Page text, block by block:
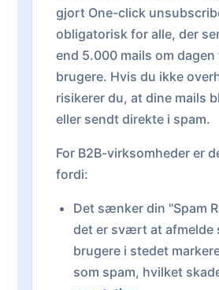
gjort One-click
obligatorisk for alle, der
end 5.000 mails om dagen
brugere. Hvis du ikke
risikerer du, at dine mails
eller sendt direkte i spam.
For B2B-virksomheder er
fordi:
Det sænker din "Spam
det er svært at afmelde
brugere i stedet
som spam, hvilket